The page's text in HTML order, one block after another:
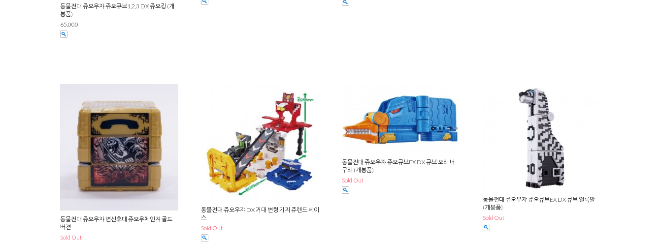
동물전대 쥬오우쟈 쥬오큐브1,2,3 DX 쥬오킹 (개
봉품)
65,000
동물전대 쥬오우쟈 변신휴대 쥬오우체인져 골드
버젼
Sold Out
동물전대 쥬오우쟈 DX 거대 변형 기지 쥬랜드 베이
스
Sold Out
동물전대 쥬오우쟈 쥬오큐브EX DX 큐브 오리 너
구리 (개봉품)
Sold Out
동물전대 쥬오우쟈 쥬오큐브EX DX 큐브 얼룩말
(개봉품)
Sold Out